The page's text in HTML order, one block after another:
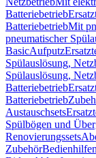
Batteriebetrieb
BatteriebetriebMit
pneumatischer
BasicAufputz
Spülauslösung,
Spülauslösung,
Batteriebetrieb
Batteriebetrieb
Austauschsets
Spülbögen und
Renovierungssets
ZubehörBedienhilfen